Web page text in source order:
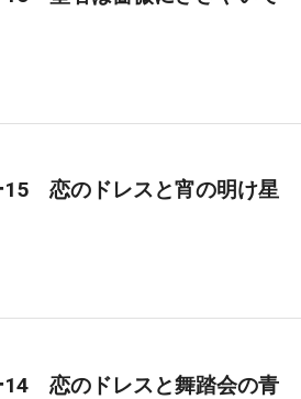
15 恋のドレスと宵の明け星
14 恋のドレスと舞踏会の青